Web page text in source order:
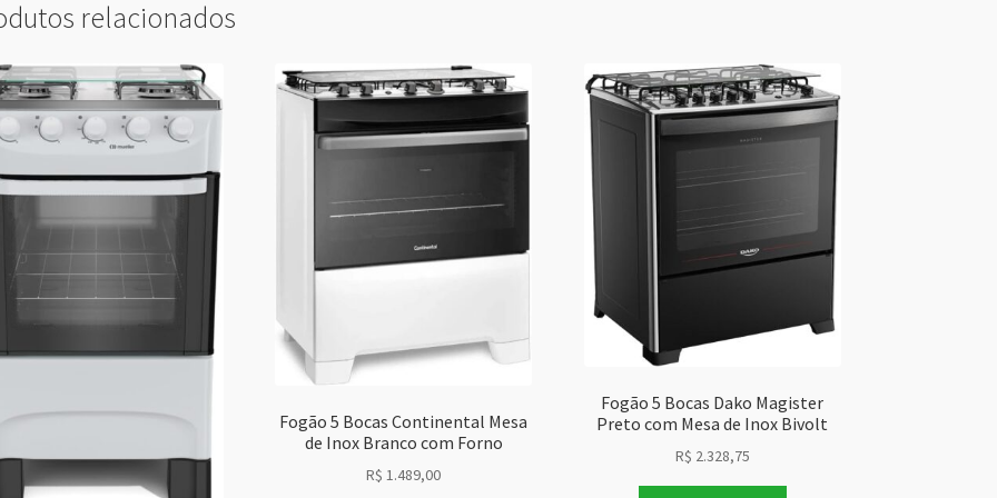
relacionados
Fogão 5 Bocas Continental Mesa
de Inox Branco com Forno
R$ 1.489,00
Fogão 5 Bocas Dako Magister
Preto com Mesa de Inox Bivolt
R$ 2.328,75